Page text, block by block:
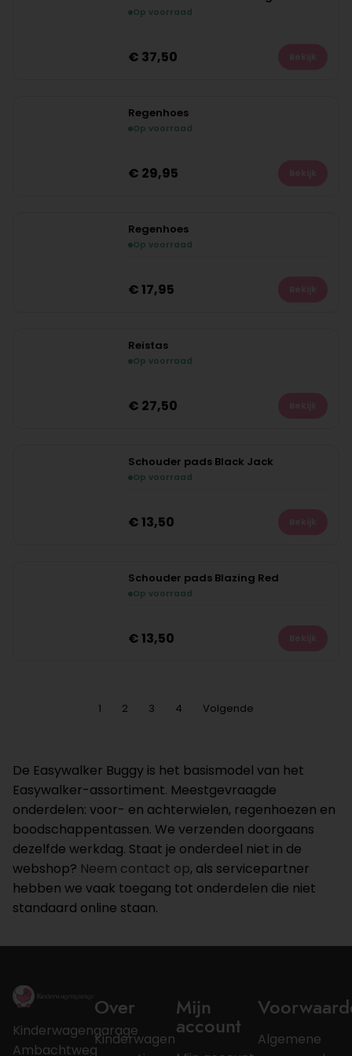
Op voorraad
€ 37,50
Regenhoes
Op voorraad
€ 29,95
Regenhoes
Op voorraad
€17,95
Reistas
Op voorraad
€ 27,50
Schouder pads Black Jack
Op voorraad
€13,50
Schouder pads Blazing Red
Op voorraad
€13,50
1 2 3 4 Volgende
De Easywalker Buggy is het basismodel van het
Easywalker-assortiment. Meestgevraagde
onderdelen: voor- en achterwielen, regenhoezen en
boodschappentassen. We verzenden doorgaans
dezelfde werkdag. Staat je onderdeel niet in de
webshop? Neem contact op, als servicepartner
hebben we vaak toegang tot onderdelen die niet
standaard online staan.
Kinderwagengarage
Ambachtweg
Over
Kinderwagen
Mijn
account
Algemene